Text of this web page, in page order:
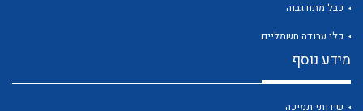
כבל מתח גבוה
כלי עבודה חשמליים
מידע נוסף
שירותי תמיכה